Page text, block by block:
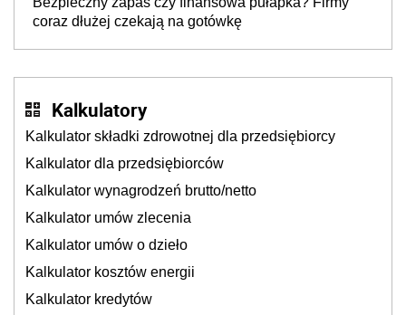
coraz dłużej czekają na gotówkę
Kalkulatory
Kalkulator składki zdrowotnej dla przedsiębiorcy
Kalkulator dla przedsiębiorców
Kalkulator wynagrodzeń brutto/netto
Kalkulator umów zlecenia
Kalkulator umów o dzieło
Kalkulator kosztów energii
Kalkulator kredytów